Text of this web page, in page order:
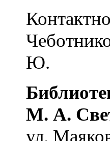
Ю.
М. А.
ул.